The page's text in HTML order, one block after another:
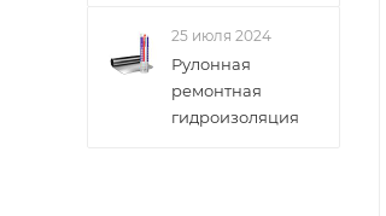
25 июля 2024
Рулонная
ремонтная
гидроизоляция